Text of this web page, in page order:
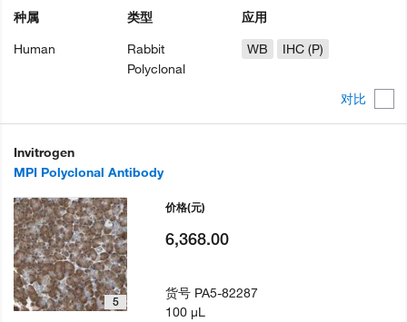
对比
种属
Human
类型
Rabbit
Polyclonal
应用
WB
IHC (P)
Invitrogen
MPI Polyclonal Antibody
5
价格(元)
6,368.00
货号 PA5-82287
100 µL